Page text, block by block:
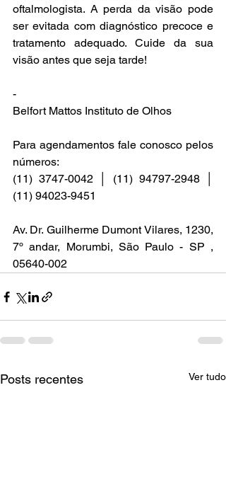
oftalmologista. A perda da visão pode
ser evitada com diagnóstico precoce e
tratamento adequado. Cuide da sua
visão antes que seja tarde!
-
Belfort Mattos Instituto de Olhos
Para agendamentos fale conosco pelos
números:
(11) 3747-0042 │ (11) 94797-2948 │
(11) 94023-9451
Av. Dr. Guilherme Dumont Vilares, 1230,
7º andar, Morumbi, São Paulo - SP ,
05640-002
Posts recentes Ver tudo